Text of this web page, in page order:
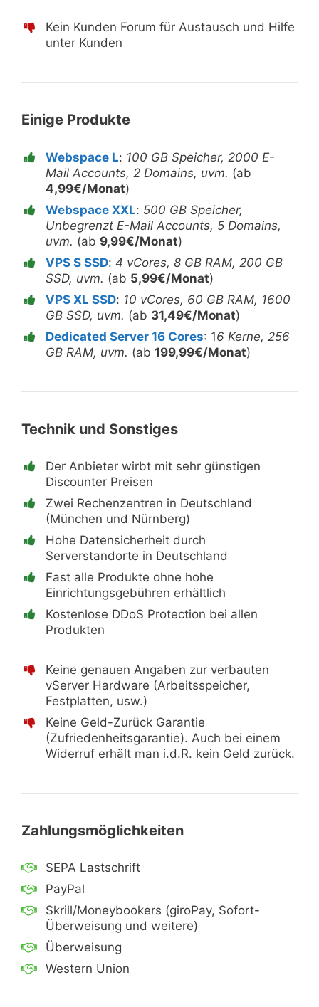
Kein Kunden Forum für Austausch und Hilfe
unter Kunden
Einige Produkte
Webspace L: 100 GB Speicher, 2000 E-
Mail Accounts, 2 Domains, uvm. (ab
4,99€/Monat)
Webspace XXL: 500 GB Speicher,
Unbegrenzt E-Mail Accounts, 5 Domains,
uvm. (ab 9,99€/Monat)
VPS S SSD: 4 vCores, 8 GB RAM, 200 GB
SSD, uvm. (ab 5,99€/Monat)
VPS XL SSD: 10 vCores, 60 GB RAM, 1600
GB SSD, uvm. (ab 31,49€/Monat)
Dedicated Server 16 Cores: 16 Kerne, 256
GB RAM, uvm. (ab 199,99€/Monat)
Technik und Sonstiges
Der Anbieter wirbt mit sehr günstigen
Discounter Preisen
Zwei Rechenzentren in Deutschland
(München und Nürnberg)
Hohe Datensicherheit durch
Serverstandorte in Deutschland
Fast alle Produkte ohne hohe
Einrichtungsgebühren erhältlich
Kostenlose DDoS Protection bei allen
Produkten
Keine genauen Angaben zur verbauten
vServer Hardware (Arbeitsspeicher,
Festplatten, usw.)
Keine Geld-Zurück Garantie
(Zufriedenheitsgarantie). Auch bei einem
Widerruf erhält man i.d.R. kein Geld zurück.
Zahlungsmöglichkeiten
SEPA Lastschrift
PayPal
Skrill/Moneybookers (giroPay, Sofort-
Überweisung und weitere)
Überweisung
Western Union